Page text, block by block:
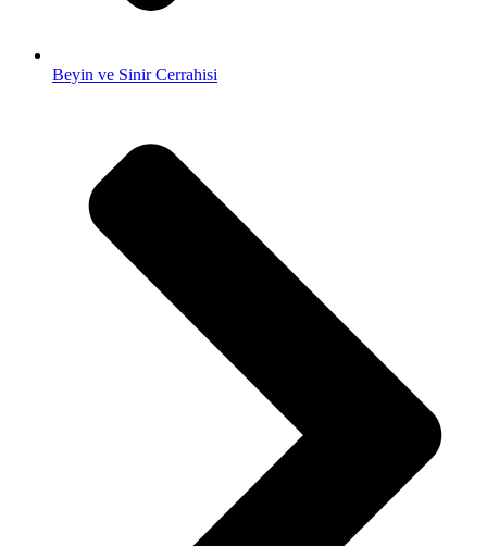
Beyin ve Sinir Cerrahisi